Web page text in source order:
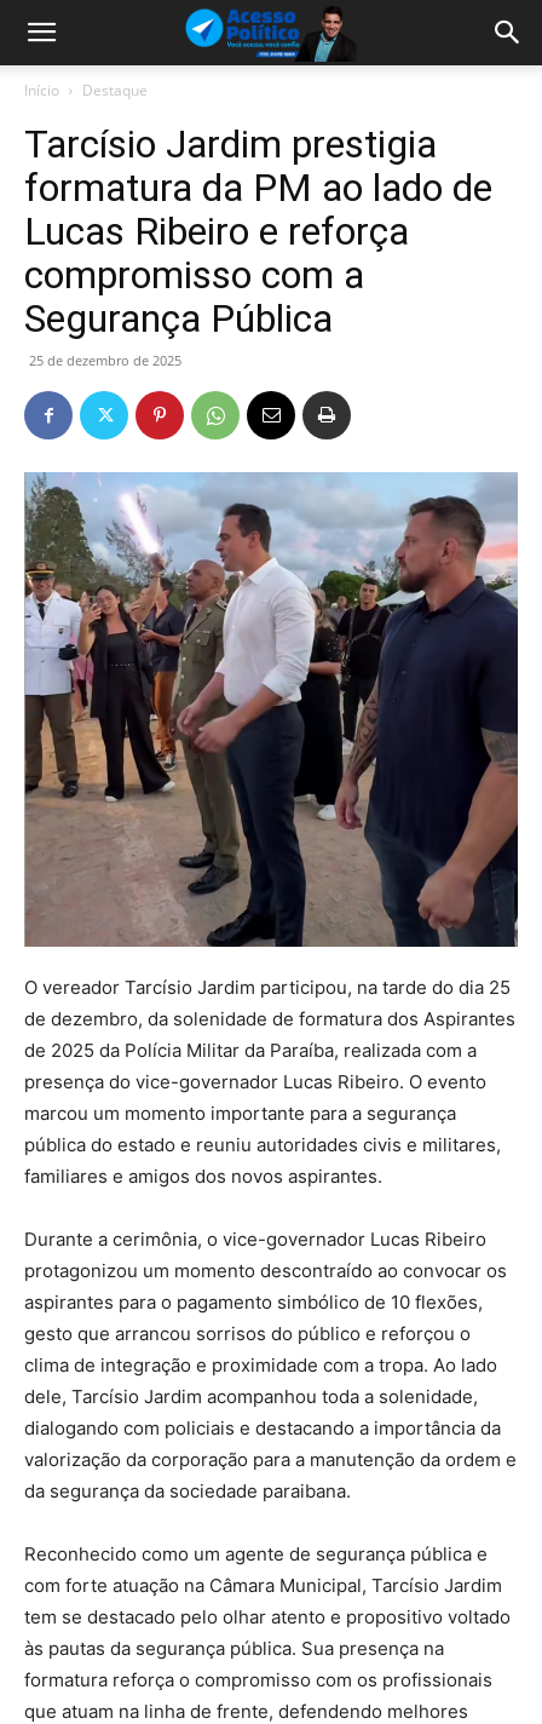
Início Destaque
Tarcísio Jardim prestigia
formatura da PM ao lado de
Lucas Ribeiro e reforça
compromisso com a
Segurança Pública
25 de dezembro de 2025
O vereador Tarcísio Jardim participou, na tarde do dia 25
de dezembro, da solenidade de formatura dos Aspirantes
de 2025 da Polícia Militar da Paraíba, realizada com a
presença do vice-governador Lucas Ribeiro. O evento
marcou um momento importante para a segurança
pública do estado e reuniu autoridades civis e militares,
familiares e amigos dos novos aspirantes.
Durante a cerimônia, o vice-governador Lucas Ribeiro
protagonizou um momento descontraído ao convocar os
aspirantes para o pagamento simbólico de 10 flexões,
gesto que arrancou sorrisos do público e reforçou o
clima de integração e proximidade com a tropa. Ao lado
dele, Tarcísio Jardim acompanhou toda a solenidade,
dialogando com policiais e destacando a importância da
valorização da corporação para a manutenção da ordem e
da segurança da sociedade paraibana.
Reconhecido como um agente de segurança pública e
com forte atuação na Câmara Municipal, Tarcísio Jardim
tem se destacado pelo olhar atento e propositivo voltado
às pautas da segurança pública. Sua presença na
formatura reforça o compromisso com os profissionais
que atuam na linha de frente, defendendo melhores